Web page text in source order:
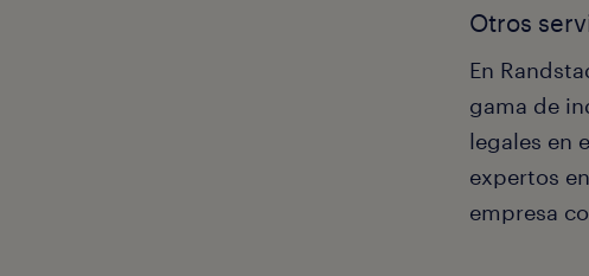
Otros
En
gama de
legales en
expertos
empresa